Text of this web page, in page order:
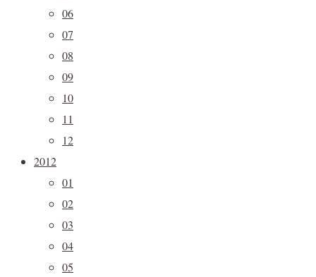
06
07
08
09
10
11
12
2012
01
02
03
04
05